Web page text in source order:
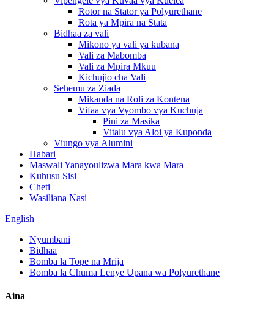
Rotor na Stator ya Polyurethane
Rota ya Mpira na Stata
Bidhaa za vali
Mikono ya vali ya kubana
Vali za Mabomba
Vali za Mpira Mkuu
Kichujio cha Vali
Sehemu za Ziada
Mikanda na Roli za Kontena
Vifaa vya Vyombo vya Kuchuja
Pini za Masika
Vitalu vya Aloi ya Kuponda
Viungo vya Alumini
Habari
Maswali Yanayoulizwa Mara kwa Mara
Kuhusu Sisi
Cheti
Wasiliana Nasi
English
Nyumbani
Bidhaa
Bomba la Tope na Mrija
Bomba la Chuma Lenye Upana wa Polyurethane
Aina